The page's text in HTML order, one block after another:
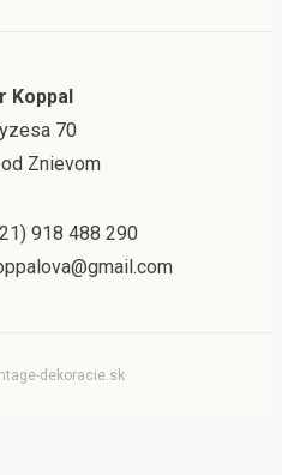
Koppal
70
Znievom
918 488 290
dekoracie.sk